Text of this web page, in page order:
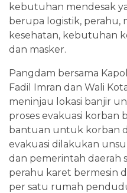
kebutuhan mendesak
berupa logistik, perahu,
kesehatan, kebutuhan
dan masker.
Pangdam bersama
Fadil Imran dan Wali
meninjau lokasi banjir
proses evakuasi korban
bantuan untuk korban
evakuasi dilakukan
dan pemerintah daerah
perahu karet bermesin
per satu rumah